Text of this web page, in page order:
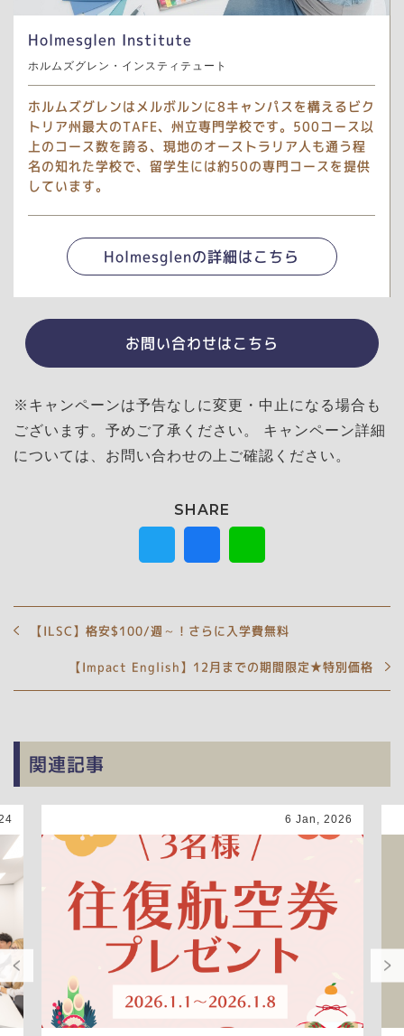
Holmesglen Institute
ホルムズグレン・インスティテュート
ホルムズグレンはメルボルンに8キャンパスを構えるビク
トリア州最大のTAFE、州立専門学校です。500コース以
上のコース数を誇る、現地のオーストラリア人も通う程
名の知れた学校で、留学生には約50の専門コースを提供
しています。
Holmesglenの詳細はこちら
お問い合わせはこちら
※キャンペーンは予告なしに変更・中止になる場合も
ございます。予めご了承ください。 キャンペーン詳細
については、お問い合わせの上ご確認ください。
【ILSC】格安$100/週～！さらに入学費無料
【Impact English】12月までの期間限定★特別価格
関連記事
6 Jan, 2026